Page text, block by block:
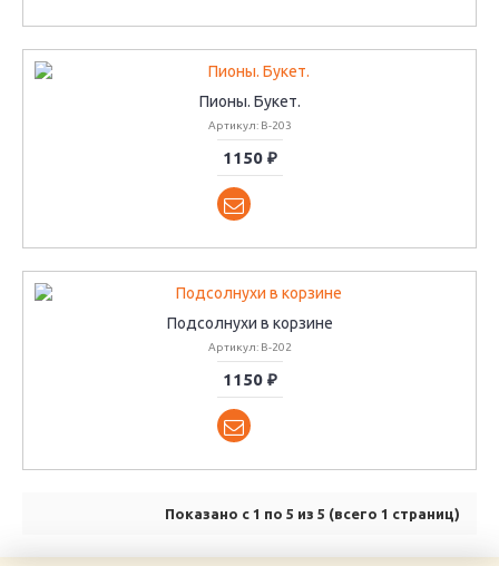
Пионы. Букет.
Артикул: В-203
1150 ₽
Подсолнухи в корзине
Артикул: В-202
1150 ₽
Показано с 1 по 5 из 5 (всего 1 страниц)